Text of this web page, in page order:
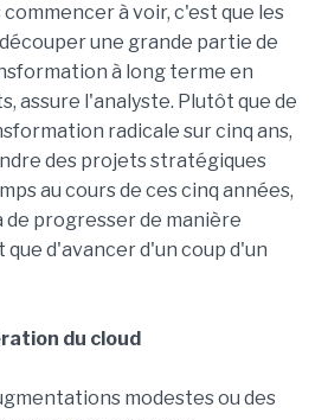
commencer à voir, c'est que les
une grande partie de
à long terme en
assure l'analyste. Plutôt que de
radicale sur cinq ans,
des projets stratégiques
au cours de ces cinq années,
de progresser de manière
d'avancer d'un coup d'un
du cloud
modestes ou des